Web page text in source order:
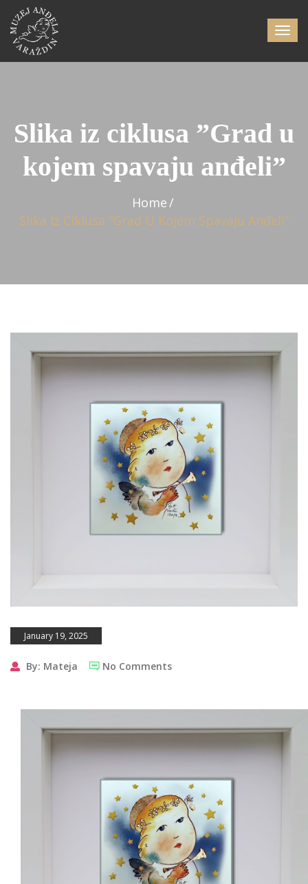
Slika iz ciklusa ”Grad u
kojem spavaju anđeli”
Home
Slika Iz Ciklusa ”Grad U Kojem Spavaju Anđeli”
January 19, 2025
By: Mateja No Comments